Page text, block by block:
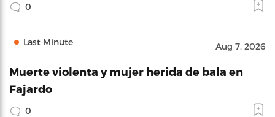
0
Last Minute Aug 7, 2026
Muerte violenta y mujer herida de bala en
Fajardo
0